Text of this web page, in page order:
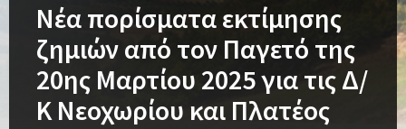
Νέα πορίσματα εκτίμησης
ζημιών από τον Παγετό της
20ης Μαρτίου 2025 για τις Δ/
Κ Νεοχωρίου και Πλατέος